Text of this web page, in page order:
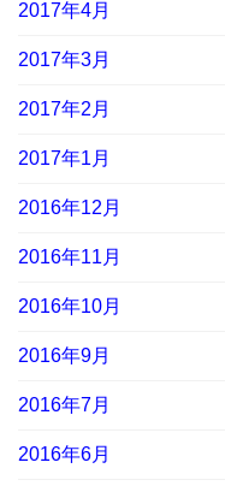
2017年4月
2017年3月
2017年2月
2017年1月
2016年12月
2016年11月
2016年10月
2016年9月
2016年7月
2016年6月